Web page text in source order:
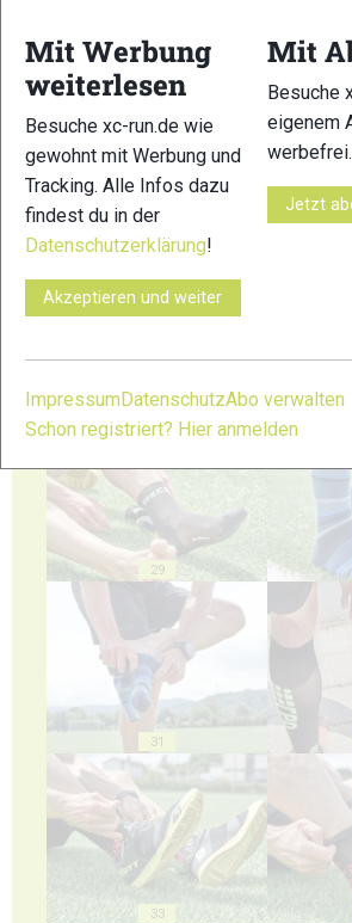
23
25
27
29
31
33
Mit Werbung
weiterlesen
Besuche xc-run.de wie
gewohnt mit Werbung und
Tracking. Alle Infos dazu
findest du in der
Datenschutzerklärung!
Akzeptieren und weiter
Mit
Besuche
eigenem
werbefrei.
Jetzt
ImpressumDatenschutzAbo verwalten
Schon registriert? Hier anmelden